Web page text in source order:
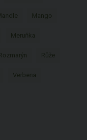
Mango
Meruňka
Růže
Verbena